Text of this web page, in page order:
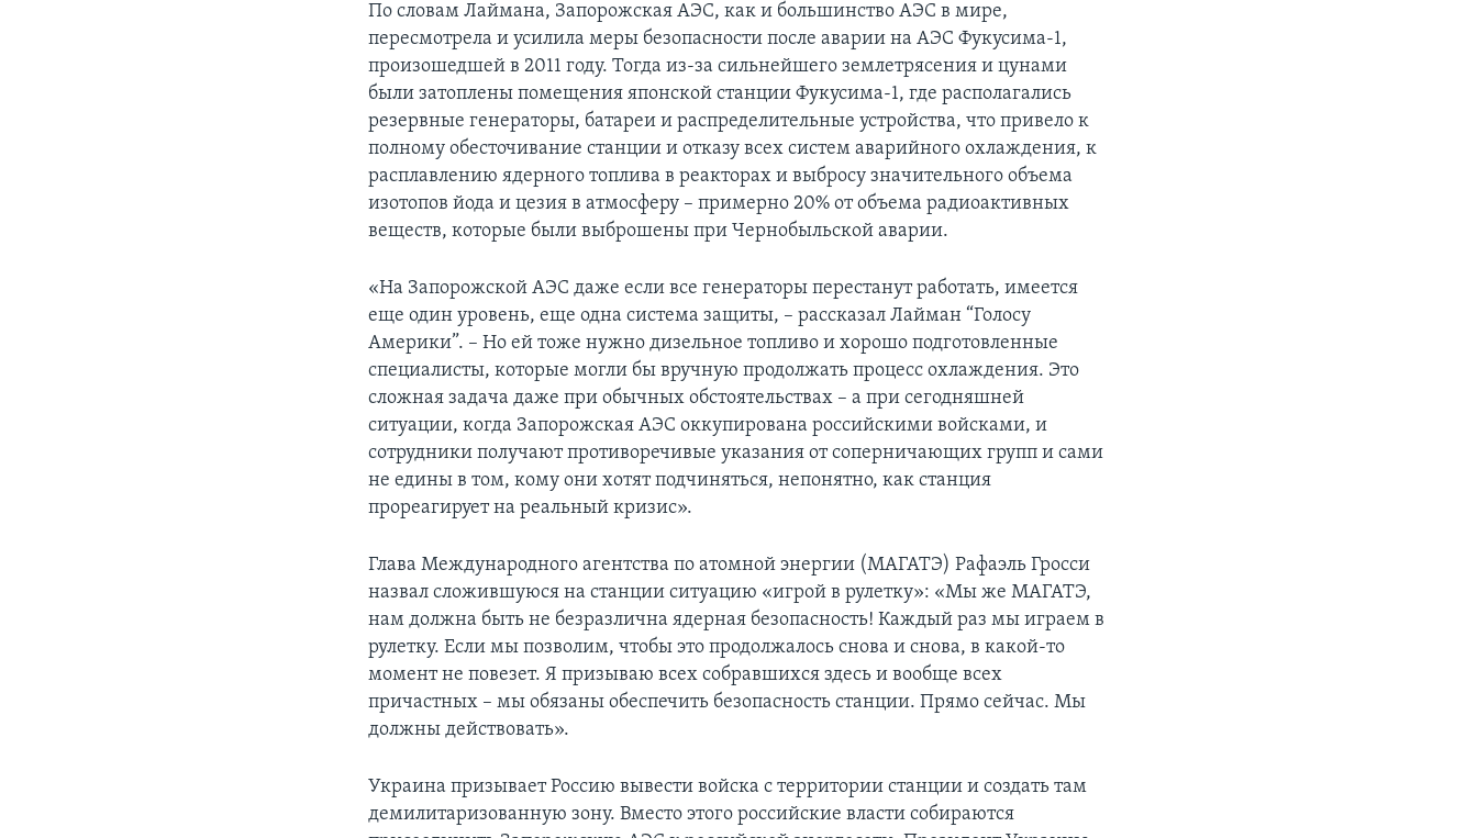
По словам Лаймана, Запорожская АЭС, как и большинство АЭС в мире,
пересмотрела и усилила меры безопасности после аварии на АЭС Фукусима-1,
произошедшей в 2011 году. Тогда из-за сильнейшего землетрясения и цунами
были затоплены помещения японской станции Фукусима-1, где располагались
резервные генераторы, батареи и распределительные устройства, что привело к
полному обесточивание станции и отказу всех систем аварийного охлаждения, к
расплавлению ядерного топлива в реакторах и выбросу значительного объема
изотопов йода и цезия в атмосферу – примерно 20% от объема радиоактивных
веществ, которые были выброшены при Чернобыльской аварии.
«На Запорожской АЭС даже если все генераторы перестанут работать, имеется
еще один уровень, еще одна система защиты, – рассказал Лайман “Голосу
Америки”. – Но ей тоже нужно дизельное топливо и хорошо подготовленные
специалисты, которые могли бы вручную продолжать процесс охлаждения. Это
сложная задача даже при обычных обстоятельствах – а при сегодняшней
ситуации, когда Запорожская АЭС оккупирована российскими войсками, и
сотрудники получают противоречивые указания от соперничающих групп и сами
не едины в том, кому они хотят подчиняться, непонятно, как станция
прореагирует на реальный кризис».
Глава Международного агентства по атомной энергии (МАГАТЭ) Рафаэль Гросси
назвал сложившуюся на станции ситуацию «игрой в рулетку»: «Мы же МАГАТЭ,
нам должна быть не безразлична ядерная безопасность! Каждый раз мы играем в
рулетку. Если мы позволим, чтобы это продолжалось снова и снова, в какой-то
момент не повезет. Я призываю всех собравшихся здесь и вообще всех
причастных – мы обязаны обеспечить безопасность станции. Прямо сейчас. Мы
должны действовать».
Украина призывает Россию вывести войска с территории станции и создать там
демилитаризованную зону. Вместо этого российские власти собираются